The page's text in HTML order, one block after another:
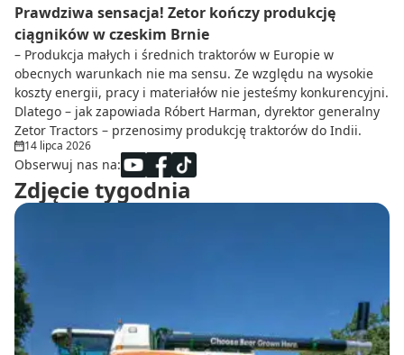
Prawdziwa sensacja! Zetor kończy produkcję
ciągników w czeskim Brnie
– Produkcja małych i średnich traktorów w Europie w
obecnych warunkach nie ma sensu. Ze względu na wysokie
koszty energii, pracy i materiałów nie jesteśmy konkurencyjni.
Dlatego – jak zapowiada Róbert Harman, dyrektor generalny
Zetor Tractors – przenosimy produkcję traktorów do Indii.
14 lipca 2026
Obserwuj nas na:
Zdjęcie tygodnia